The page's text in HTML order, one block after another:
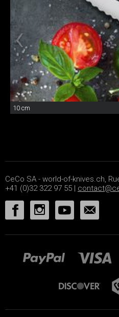
10 cm
CeCo SA - world-of-knives.ch,
+41 (0)32 322 97 55 |